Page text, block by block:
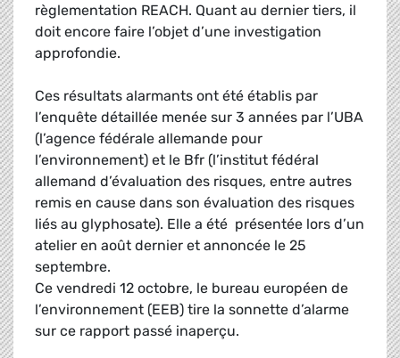
règlementation REACH. Quant au dernier tiers, il
doit encore faire l’objet d’une investigation
approfondie.
Ces résultats alarmants ont été établis par
l’enquête détaillée menée sur 3 années par l’UBA
(l’agence fédérale allemande pour
l’environnement) et le Bfr (l’institut fédéral
allemand d’évaluation des risques, entre autres
remis en cause dans son évaluation des risques
liés au glyphosate). Elle a été présentée lors d’un
atelier en août dernier et annoncée le 25
septembre.
Ce vendredi 12 octobre, le bureau européen de
l’environnement (EEB) tire la sonnette d’alarme
sur ce rapport passé inaperçu.